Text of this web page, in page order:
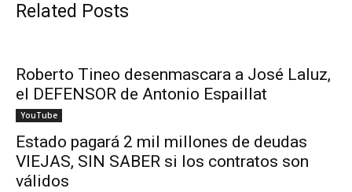
Related Posts
Roberto Tineo desenmascara a José Laluz,
el DEFENSOR de Antonio Espaillat
YouTube
Estado pagará 2 mil millones de deudas
VIEJAS, SIN SABER si los contratos son
válidos